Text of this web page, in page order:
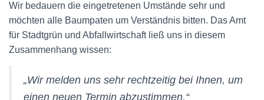
Wir bedauern die eingetretenen Umstände sehr und
möchten alle Baumpaten um Verständnis bitten. Das Amt
für Stadtgrün und Abfallwirtschaft ließ uns in diesem
Zusammenhang wissen:
„Wir melden uns sehr rechtzeitig bei Ihnen, um
einen neuen Termin abzustimmen.“